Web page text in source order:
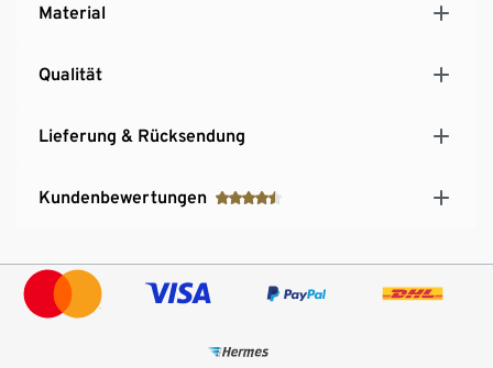
Material
Qualität
Lieferung & Rücksendung
Kundenbewertungen